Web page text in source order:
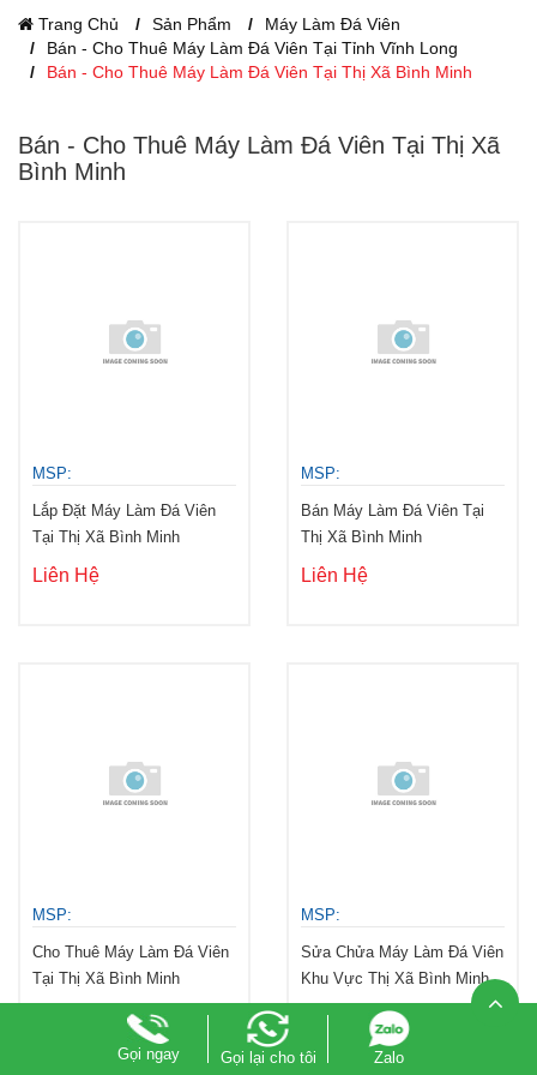
Trang Chủ Sản Phẩm
Máy Làm Đá Viên
Bán - Cho Thuê Máy Làm Đá Viên Tại Tỉnh Vĩnh Long
Bán - Cho Thuê Máy Làm Đá Viên Tại Thị Xã Bình Minh
Bán - Cho Thuê Máy Làm Đá Viên Tại Thị Xã
Bình Minh
MSP:
Lắp Đặt Máy Làm Đá Viên
Tại Thị Xã Bình Minh
Liên Hệ
MSP:
Bán Máy Làm Đá Viên Tại
Thị Xã Bình Minh
Liên Hệ
MSP:
Cho Thuê Máy Làm Đá Viên
Tại Thị Xã Bình Minh
MSP:
Sửa Chửa Máy Làm Đá Viên
Khu Vực Thị Xã Bình Minh
Liên Hệ
Gọi ngay Gọi lại cho tôi Zalo